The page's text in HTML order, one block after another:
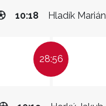
Hladík Marián
10:18
28:56